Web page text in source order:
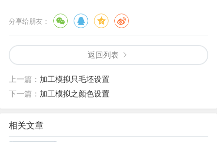
分享给朋友：
返回列表
上一篇： 加工模拟只毛坯设置
下一篇： 加工模拟之颜色设置
相关文章